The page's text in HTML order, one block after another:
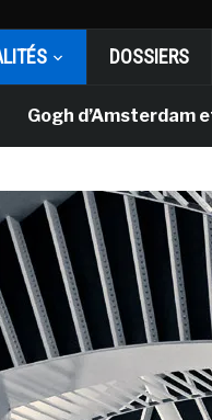
DOSSIERS
d’Amsterdam et DHL